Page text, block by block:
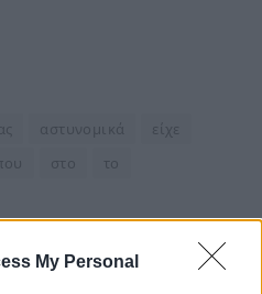
My Personal
αστυνομικά
είχε
που στο το